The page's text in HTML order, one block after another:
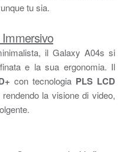
tu sia.
il Galaxy A04s si
e la sua ergonomia. Il
con tecnologia PLS LCD
la visione di video,